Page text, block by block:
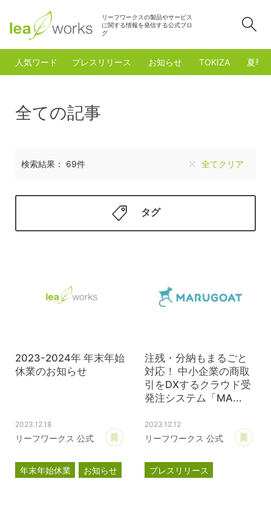
リーフワークスの製品やサービス
に関する情報を発信する公式ブロ
グ
人気ワード プレスリリース お知らせ TOKIZA 夏季
全ての記事
検索結果： 69件 全てクリア
タグ
2023-2024年 年末年始
休業のお知らせ
2023.12.18
リーフワークス 公式
あとで読む
年末年始休業 お知らせ
注残・分納もまるごと
対応！ 中小企業の商取
引をDXするクラウド受
発注システム「MA...
2023.12.12
リーフワークス 公式
プレスリリース